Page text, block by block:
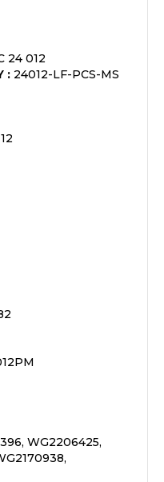
24 012
: 24012-LF-PCS-MS
WG2206425,